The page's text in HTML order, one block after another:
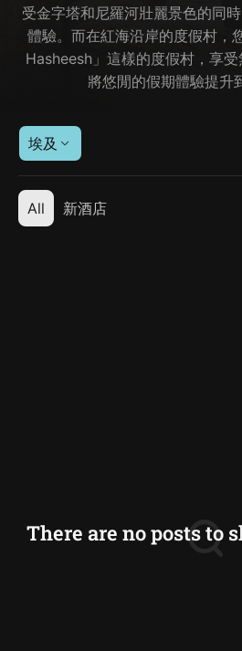
受金字塔和尼羅河壯麗景色的同
體驗。而在紅海沿岸的度假村，
Hasheesh」這樣的度假村，享受
將悠閒的假期體驗提升
埃及
All 新酒店
There are no posts to